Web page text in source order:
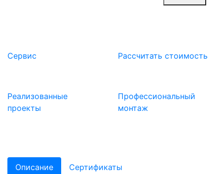
Сервис Расcчитать стоимость
Реализованные
проекты
Профессиональный
монтаж
Описание Сертификаты